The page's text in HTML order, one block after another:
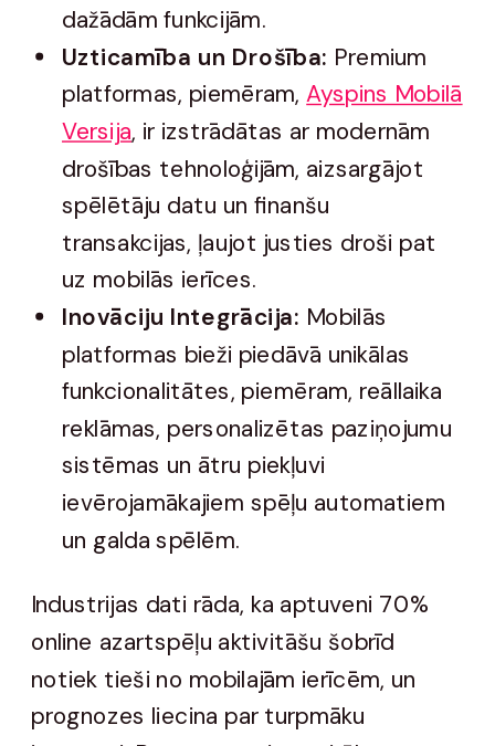
dažādām funkcijām.
Uzticamība un Drošība: Premium
platformas, piemēram,Ayspins Mobilā
Versija, ir izstrādātas ar modernām
drošības tehnoloģijām, aizsargājot
spēlētāju datu un finanšu
transakcijas, ļaujot justies droši pat
uz mobilās ierīces.
Inovāciju Integrācija: Mobilās
platformas bieži piedāvā unikālas
funkcionalitātes, piemēram, reāllaika
reklāmas, personalizētas paziņojumu
sistēmas un ātru piekļuvi
ievērojamākajiem spēļu automatiem
un galda spēlēm.
Industrijas dati rāda, ka aptuveni 70%
online azartspēļu aktivitāšu šobrīd
notiek tieši no mobilajām ierīcēm, un
prognozes liecina par turpmāku